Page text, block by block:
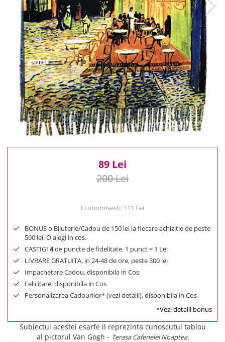
Pret
0 Lei - 100 Lei
100 Lei - 200 Lei
200 Lei - 300 Lei
300 Lei - 500 Lei
500 Lei - 1000 Lei
1000 Lei +
89 Lei
200 Lei
Economisesti: 111 Lei
BONUS o Bijuterie/Cadou de 150 lei la fiecare achizitie de peste
500 lei. O alegi in cos.
CASTIGI 4de puncte de fidelitate. 1 punct = 1 Lei
LIVRARE GRATUITA, in 24-48 de ore, peste 300 lei
Impachetare Cadou, disponibila in Cos
Felicitare, disponibila in Cos
Personalizarea Cadourilor* (vezi detalii), disponibila in Cos
*Vezi detalii bonus
Subiectul acestei esarfe il reprezinta cunoscutul tablou
al pictorul Van Gogh - Terasa Cafenelei Noaptea.